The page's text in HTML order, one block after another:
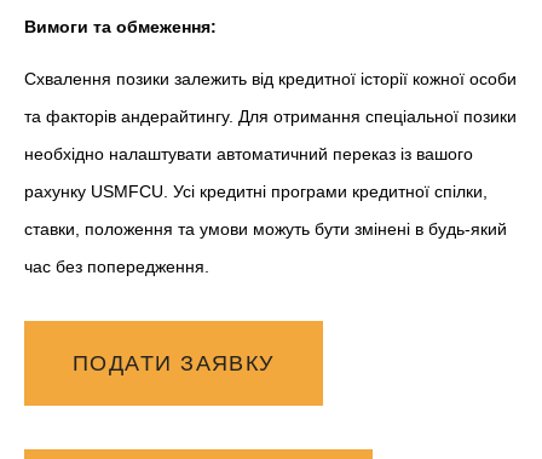
Вимоги та обмеження:
Схвалення позики залежить від кредитної історії кожної особи
та факторів андерайтингу. Для отримання спеціальної позики
необхідно налаштувати автоматичний переказ із вашого
рахунку USMFCU. Усі кредитні програми кредитної спілки,
ставки, положення та умови можуть бути змінені в будь-який
час без попередження.
ПОДАТИ ЗАЯВКУ